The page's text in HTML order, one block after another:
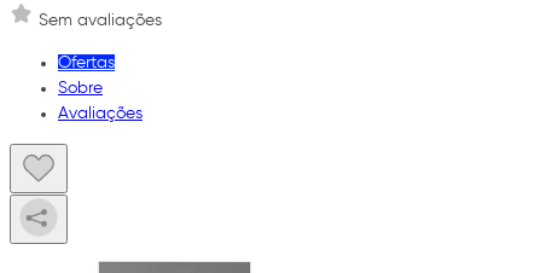
Sem avaliações
Ofertas
Sobre
Avaliações